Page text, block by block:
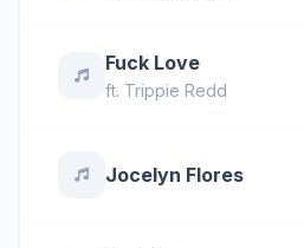
Fuck Love
ft. Trippie Redd
Jocelyn Flores